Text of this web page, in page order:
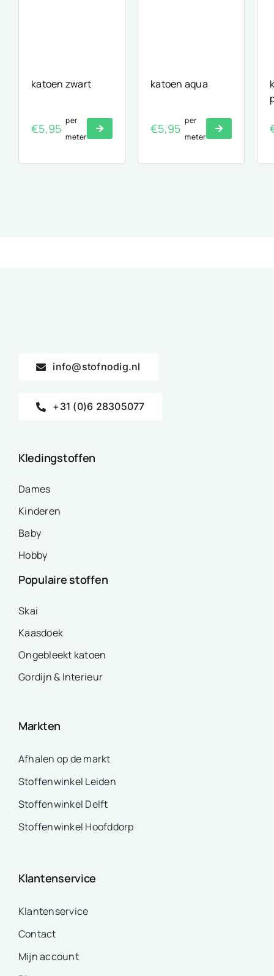
katoen zwart
€5,95
per
meter
katoen aqua
€5,95
per
meter
info@stofnodig.nl
+31 (0)6 28305077
Kledingstoffen
Dames
Kinderen
Baby
Hobby
Populaire stoffen
Skai
Kaasdoek
Ongebleekt katoen
Gordijn & Interieur
Markten
Afhalen op de markt
Stoffenwinkel Leiden
Stoffenwinkel Delft
Stoffenwinkel Hoofddorp
Klantenservice
Klantenservice
Contact
Mijn account